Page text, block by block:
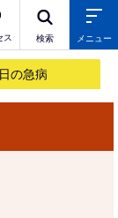
ス 検索 メニュー
の急病